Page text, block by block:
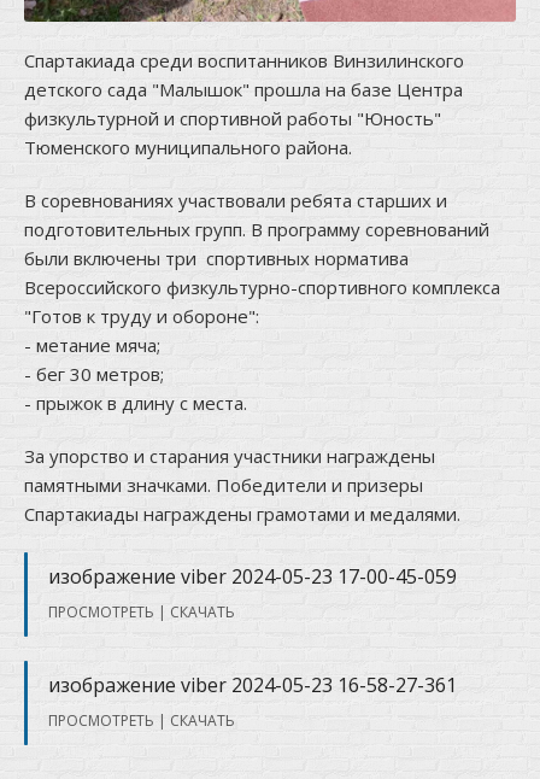
Спартакиада среди воспитанников Винзилинского
детского сада "Малышок" прошла на базе Центра
физкультурной и спортивной работы "Юность"
Тюменского муниципального района.
В соревнованиях участвовали ребята старших и
подготовительных групп. В программу соревнований
были включены три спортивных норматива
Всероссийского физкультурно-спортивного комплекса
"Готов к труду и обороне":
- метание мяча;
- бег 30 метров;
- прыжок в длину с места.
За упорство и старания участники награждены
памятными значками. Победители и призеры
Спартакиады награждены грамотами и медалями.
изображение viber 2024-05-23 17-00-45-059
ПРОСМОТРЕТЬ | СКАЧАТЬ
изображение viber 2024-05-23 16-58-27-361
ПРОСМОТРЕТЬ | СКАЧАТЬ